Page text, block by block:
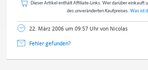
Dieser Artikel enthält Affiliate-Links. Wer darüber einkauft
des unveränderten Kaufpreises. Was ist
22. März 2006 um 09:57 Uhr von Nicolas
Fehler gefunden?